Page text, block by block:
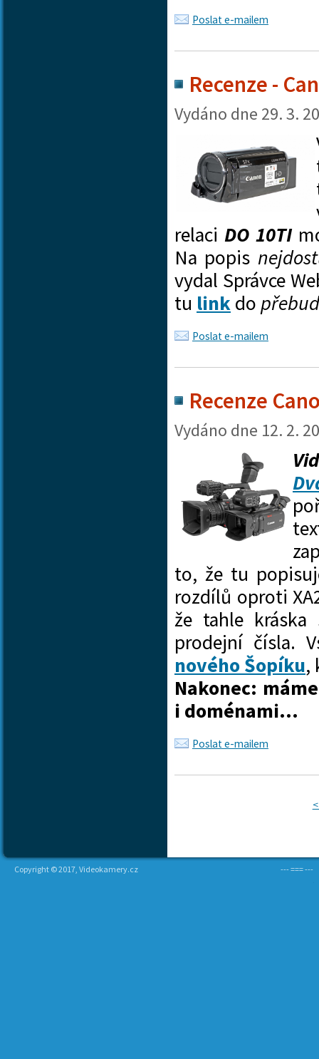
Poslat e-mailem
Recenze -
Vydáno dne 29. 3.
relaci DO 10TI
Na popis
vydal Správce
tu link do
Poslat e-mailem
Recenze
Vydáno dne 12. 2.
to, že tu
rozdílů oproti
že tahle kráska
prodejní čísla.
nového Šopíku,
Nakonec:
i doménami...
Poslat e-mailem
Copyright © 2017, Videokamery.cz --- === ---